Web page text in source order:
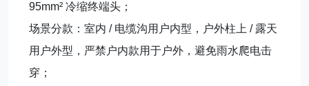
95mm² 冷缩终端头；
场景分款 ：室内 / 电缆沟用 户内型 ，户外柱上 / 露天
用 户外型 ，严禁户内款用于户外，避免雨水爬电击
穿；